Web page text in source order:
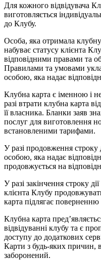
Для кожного відвідувача
виготовляється
до Клубу.
Особа, яка отримала
набуває статусу клієнта
відповідними правами та
Правилами та умовами
особою, яка надає
Клубна карта є іменною і
разі втрати клубна карта
її власника. Бланки заяв
послуг для виготовлення
встановленими тарифами.
У разі продовження строку
особою, яка надає
продовжується на
У разі закінчення строку
клієнта Клубу
карта підлягає поверненню
Клубна карта
відвідуванні клубу та є
доступу до додаткових
Карти з будь-яких причин,
заборонений.